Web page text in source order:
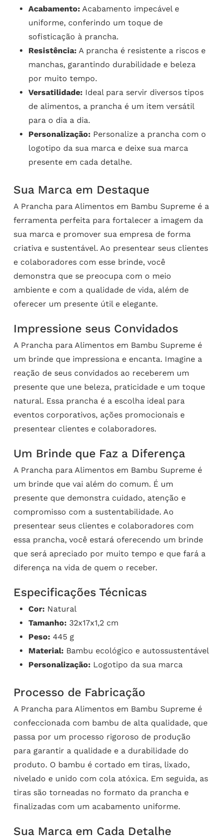
Acabamento: Acabamento impecável e
uniforme, conferindo um toque de
sofisticação à prancha.
Resistência: A prancha é resistente a riscos e
manchas, garantindo durabilidade e beleza
por muito tempo.
Versatilidade: Ideal para servir diversos tipos
de alimentos, a prancha é um item versátil
para o dia a dia.
Personalização: Personalize a prancha com o
logotipo da sua marca e deixe sua marca
presente em cada detalhe.
Sua Marca em Destaque
A Prancha para Alimentos em Bambu Supreme é a
ferramenta perfeita para fortalecer a imagem da
sua marca e promover sua empresa de forma
criativa e sustentável. Ao presentear seus clientes
e colaboradores com esse brinde, você
demonstra que se preocupa com o meio
ambiente e com a qualidade de vida, além de
oferecer um presente útil e elegante.
Impressione seus Convidados
A Prancha para Alimentos em Bambu Supreme é
um brinde que impressiona e encanta. Imagine a
reação de seus convidados ao receberem um
presente que une beleza, praticidade e um toque
natural. Essa prancha é a escolha ideal para
eventos corporativos, ações promocionais e
presentear clientes e colaboradores.
Um Brinde que Faz a Diferença
A Prancha para Alimentos em Bambu Supreme é
um brinde que vai além do comum. É um
presente que demonstra cuidado, atenção e
compromisso com a sustentabilidade. Ao
presentear seus clientes e colaboradores com
essa prancha, você estará oferecendo um brinde
que será apreciado por muito tempo e que fará a
diferença na vida de quem o receber.
Especificações Técnicas
Cor: Natural
Tamanho: 32x17x1,2 cm
Peso: 445 g
Material: Bambu ecológico e autossustentável
Personalização: Logotipo da sua marca
Processo de Fabricação
A Prancha para Alimentos em Bambu Supreme é
confeccionada com bambu de alta qualidade, que
passa por um processo rigoroso de produção
para garantir a qualidade e a durabilidade do
produto. O bambu é cortado em tiras, lixado,
nivelado e unido com cola atóxica. Em seguida, as
tiras são torneadas no formato da prancha e
finalizadas com um acabamento uniforme.
Sua Marca em Cada Detalhe